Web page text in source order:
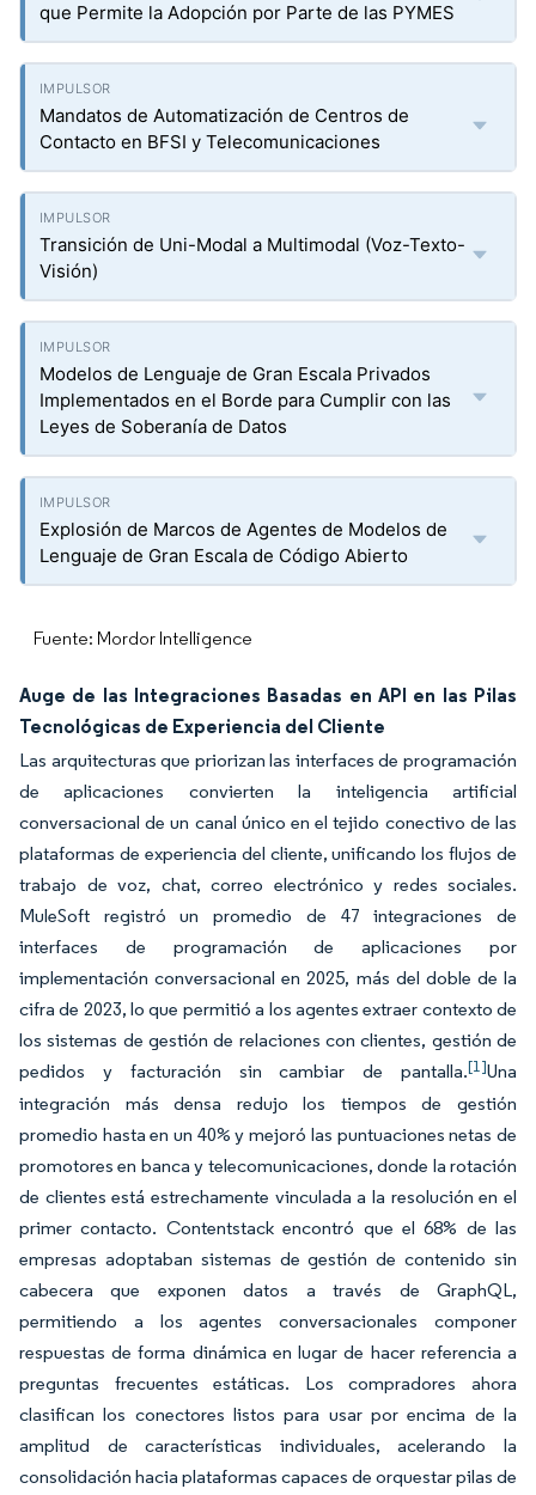
que Permite la Adopción por Parte de las PYMES
Mandatos de Automatización de Centros de
Contacto en BFSI y Telecomunicaciones
Transición de Uni-Modal a Multimodal (Voz-Texto-
Visión)
Modelos de Lenguaje de Gran Escala Privados
Implementados en el Borde para Cumplir con las
Leyes de Soberanía de Datos
Explosión de Marcos de Agentes de Modelos de
Lenguaje de Gran Escala de Código Abierto
Fuente: Mordor Intelligence
Auge de las Integraciones Basadas en API en las Pilas
Tecnológicas de Experiencia del Cliente
Las arquitecturas que priorizan las interfaces de programación
de aplicaciones convierten la inteligencia artificial
conversacional de un canal único en el tejido conectivo de las
plataformas de experiencia del cliente, unificando los flujos de
trabajo de voz, chat, correo electrónico y redes sociales.
MuleSoft registró un promedio de 47 integraciones de
interfaces de programación de aplicaciones por
implementación conversacional en 2025, más del doble de la
cifra de 2023, lo que permitió a los agentes extraer contexto de
los sistemas de gestión de relaciones con clientes, gestión de
pedidos y facturación sin cambiar de pantalla.[1]Una
integración más densa redujo los tiempos de gestión
promedio hasta en un 40% y mejoró las puntuaciones netas de
promotores en banca y telecomunicaciones, donde la rotación
de clientes está estrechamente vinculada a la resolución en el
primer contacto. Contentstack encontró que el 68% de las
empresas adoptaban sistemas de gestión de contenido sin
cabecera que exponen datos a través de GraphQL,
permitiendo a los agentes conversacionales componer
respuestas de forma dinámica en lugar de hacer referencia a
preguntas frecuentes estáticas. Los compradores ahora
clasifican los conectores listos para usar por encima de la
amplitud de características individuales, acelerando la
consolidación hacia plataformas capaces de orquestar pilas de